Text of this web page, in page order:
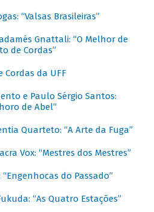
“Valsas Brasileiras”
Gnattali: “O Melhor de
de Cordas”
Cordas da UFF
e Paulo Sérgio Santos:
de Abel”
Quarteto: “A Arte da Fuga”
Vox: “Mestres dos Mestres”
“Engenhocas do Passado”
“As Quatro Estações”